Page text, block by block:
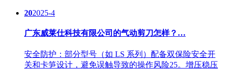
202025-4
广东威莱仕科技有限公司的气动剪刀怎样？…
安全防护：部分型号（如 LS 系列）配备双保险安全开
关和卡笋设计，避免误触导致的操作风险25。增压稳压